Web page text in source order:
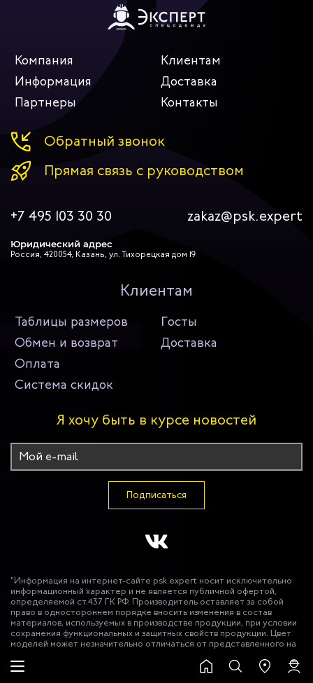
Компания
Клиентам
Информация
Доставка
Партнеры
Контакты
Обратный звонок
Прямая связь с руководством
+7 495 103 30 30 zakaz@psk.expert
Юридический адрес
Россия, 420054, Казань, ул. Тихорецкая дом 19
Клиентам
Таблицы размеров
Госты
Обмен и возврат
Доставка
Оплата
Система скидок
Я хочу быть в курсе новостей
Подписаться
"Информация на интернет-сайте psk.expert носит исключительно
информационный характер и не является публичной офертой,
определяемой ст.437 ГК РФ. Производитель оставляет за собой
право в одностороннем порядке вносить изменения в состав
материалов, используемых в производстве продукции, при условии
сохранения функциональных и защитных свойств продукции. Цвет
моделей может незначительно отличаться от представленного на
разрешения запрещено. © 2026 ООО "Эксперт Спецодежда""